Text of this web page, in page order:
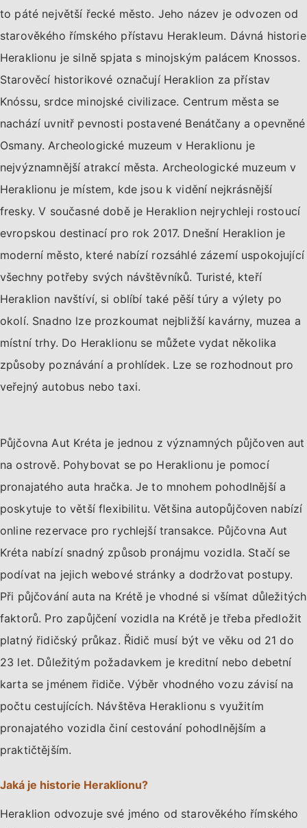
to páté největší řecké město. Jeho název je odvozen od
starověkého římského přístavu Herakleum. Dávná historie
Heraklionu je silně spjata s minojským palácem Knossos.
Starověcí historikové označují Heraklion za přístav
Knóssu, srdce minojské civilizace. Centrum města se
nachází uvnitř pevnosti postavené Benátčany a opevněné
Osmany. Archeologické muzeum v Heraklionu je
nejvýznamnější atrakcí města. Archeologické muzeum v
Heraklionu je místem, kde jsou k vidění nejkrásnější
fresky. V současné době je Heraklion nejrychleji rostoucí
evropskou destinací pro rok 2017. Dnešní Heraklion je
moderní město, které nabízí rozsáhlé zázemí uspokojující
všechny potřeby svých návštěvníků. Turisté, kteří
Heraklion navštíví, si oblíbí také pěší túry a výlety po
okolí. Snadno lze prozkoumat nejbližší kavárny, muzea a
místní trhy. Do Heraklionu se můžete vydat několika
způsoby poznávání a prohlídek. Lze se rozhodnout pro
veřejný autobus nebo taxi.
Půjčovna Aut Kréta je jednou z významných půjčoven aut
na ostrově. Pohybovat se po Heraklionu je pomocí
pronajatého auta hračka. Je to mnohem pohodlnější a
poskytuje to větší flexibilitu. Většina autopůjčoven nabízí
online rezervace pro rychlejší transakce. Půjčovna Aut
Kréta nabízí snadný způsob pronájmu vozidla. Stačí se
podívat na jejich webové stránky a dodržovat postupy.
Při půjčování auta na Krétě je vhodné si všímat důležitých
faktorů. Pro zapůjčení vozidla na Krétě je třeba předložit
platný řidičský průkaz. Řidič musí být ve věku od 21 do
23 let. Důležitým požadavkem je kreditní nebo debetní
karta se jménem řidiče. Výběr vhodného vozu závisí na
počtu cestujících. Návštěva Heraklionu s využitím
pronajatého vozidla činí cestování pohodlnějším a
praktičtějším.
Jaká je historie Heraklionu?
Heraklion odvozuje své jméno od starověkého římského